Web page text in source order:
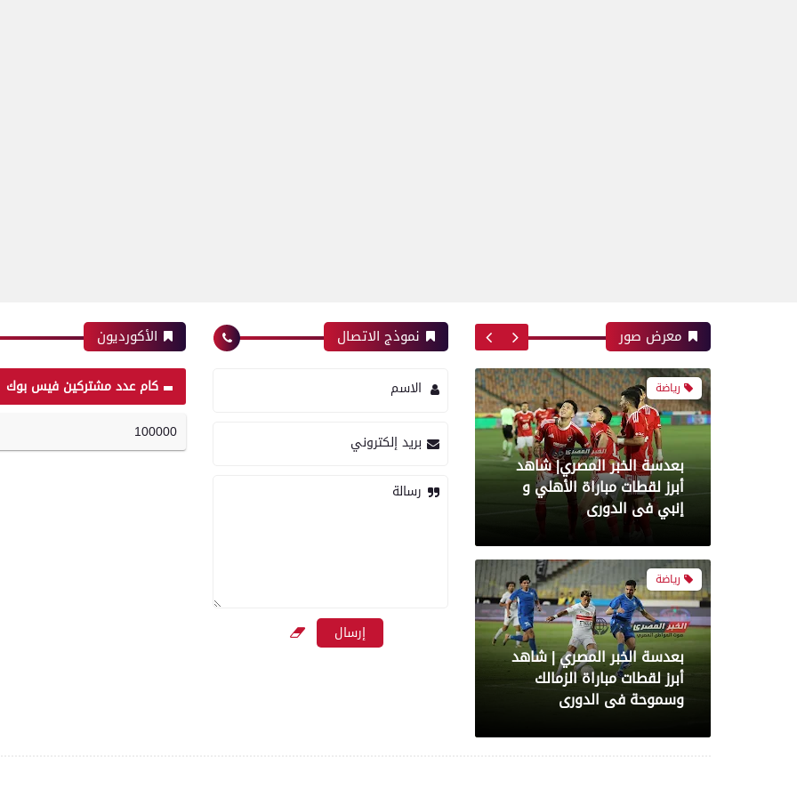
معرض صور
فى نهائى كأس مصر
رياضة
بعدسة الخبر المصري| شاهد
أبرز لقطات مباراة الأهلي و
إنبي فى الدورى
رياضة
بعدسة الخبر المصري | شاهد
أبرز لقطات مباراة الزمالك
وسموحة فى الدورى
نموذج الاتصال
الاسم
بريد إلكتروني
رسالة
الأكورديون
كام عدد مشتركين فيس بوك
100000